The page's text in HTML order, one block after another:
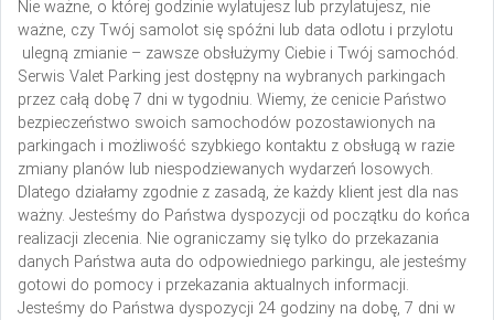
Nie ważne, o której godzinie wylatujesz lub przylatujesz, nie
ważne, czy Twój samolot się spóźni lub data odlotu i przylotu
ulegną zmianie – zawsze obsłużymy Ciebie i Twój samochód.
Serwis Valet Parking jest dostępny na wybranych parkingach
przez całą dobę 7 dni w tygodniu. Wiemy, że cenicie Państwo
bezpieczeństwo swoich samochodów pozostawionych na
parkingach i możliwość szybkiego kontaktu z obsługą w razie
zmiany planów lub niespodziewanych wydarzeń losowych.
Dlatego działamy zgodnie z zasadą, że każdy klient jest dla nas
ważny. Jesteśmy do Państwa dyspozycji od początku do końca
realizacji zlecenia. Nie ograniczamy się tylko do przekazania
danych Państwa auta do odpowiedniego parkingu, ale jesteśmy
gotowi do pomocy i przekazania aktualnych informacji.
Jesteśmy do Państwa dyspozycji 24 godziny na dobę, 7 dni w